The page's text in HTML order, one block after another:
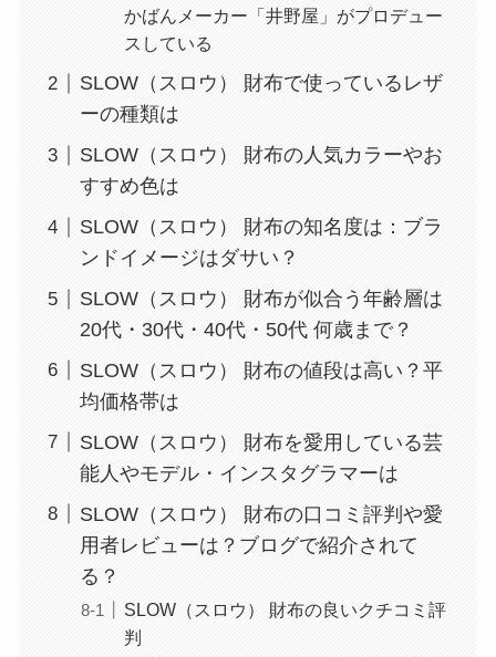
かばんメーカー「井野屋」がプロデュー
スしている
SLOW（スロウ） 財布で使っているレザ
ーの種類は
SLOW（スロウ） 財布の人気カラーやお
すすめ色は
SLOW（スロウ） 財布の知名度は：ブラ
ンドイメージはダサい？
SLOW（スロウ） 財布が似合う年齢層は
20代・30代・40代・50代 何歳まで？
SLOW（スロウ） 財布の値段は高い？平
均価格帯は
SLOW（スロウ） 財布を愛用している芸
能人やモデル・インスタグラマーは
SLOW（スロウ） 財布の口コミ評判や愛
用者レビューは？ブログで紹介されて
る？
SLOW（スロウ） 財布の良いクチコミ評
判